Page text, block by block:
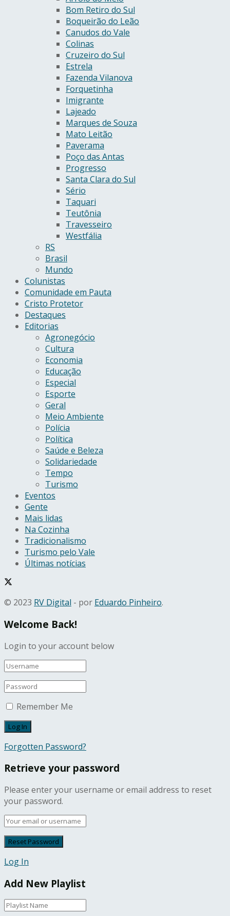
Bom Retiro do Sul
Boqueirão do Leão
Canudos do Vale
Colinas
Cruzeiro do Sul
Estrela
Fazenda Vilanova
Forquetinha
Imigrante
Lajeado
Marques de Souza
Mato Leitão
Paverama
Poço das Antas
Progresso
Santa Clara do Sul
Sério
Taquari
Teutônia
Travesseiro
Westfália
RS
Brasil
Mundo
Colunistas
Comunidade em Pauta
Cristo Protetor
Destaques
Editorias
Agronegócio
Cultura
Economia
Educação
Especial
Esporte
Geral
Meio Ambiente
Polícia
Política
Saúde e Beleza
Solidariedade
Tempo
Turismo
Eventos
Gente
Mais lidas
Na Cozinha
Tradicionalismo
Turismo pelo Vale
Últimas notícias
© 2023 RV Digital - por Eduardo Pinheiro.
Welcome Back!
Login to your account below
Remember Me
Forgotten Password?
Retrieve your password
Please enter your username or email address to reset
your password.
Log In
Add New Playlist